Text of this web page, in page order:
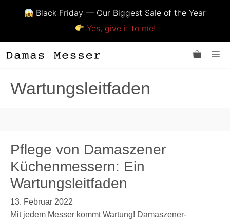
Black Friday — Our Biggest Sale of the Year
Yes, give it to me!
Inhalt
Wartungsleitfaden
Pflege von Damaszener
Küchenmessern: Ein
Wartungsleitfaden
13. Februar 2022
Mit jedem Messer kommt Wartung! Damaszener-